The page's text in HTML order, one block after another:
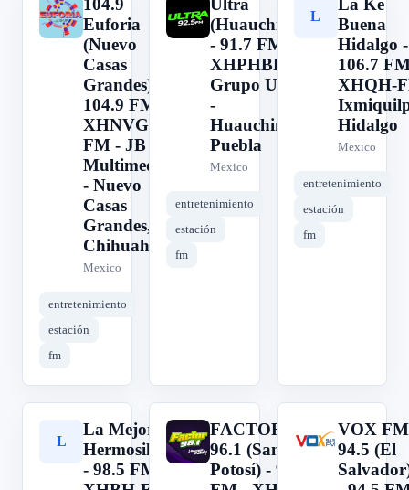
1
104.9
Euforia
(Nuevo
Casas
Grandes) -
104.9 FM -
XHNVG-
FM - JB
Multimedia
- Nuevo
Casas
Grandes,
Chihuahua
Mexico
entretenimiento
estación
fm
U
Ultra
(Huauchinango)
- 91.7 FM -
XHPHBP-FM -
Grupo ULTRA
-
Huauchinango,
Puebla
Mexico
entretenimiento
estación
fm
L
La Ke
Buena
Hidalgo -
106.7
XHQH-
Hidalgo
Mexico
entretenimiento
estación
fm
L
La Mejor
Hermosillo
- 98.5 FM -
F
FACTOR
96.1 (San Luis
Potosí) - 96.1
V
VOX FM
94.5 (El